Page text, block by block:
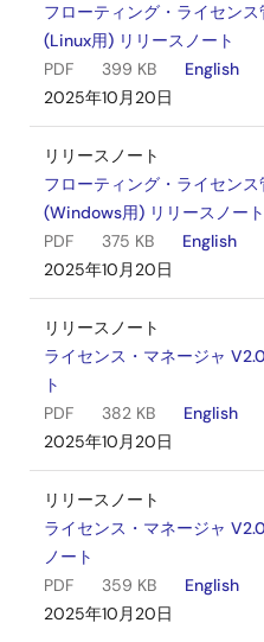
フローティング・ライセン
(Linux用) リリースノート
PDF
399 KB
English
2025年10月20日
リリースノート
フローティング・ライセン
(Windows用) リリースノート
PDF
375 KB
English
2025年10月20日
リリースノート
ライセンス・マネージャ
ト
PDF
382 KB
English
2025年10月20日
リリースノート
ライセンス・マネージャ
ノート
PDF
359 KB
English
2025年10月20日